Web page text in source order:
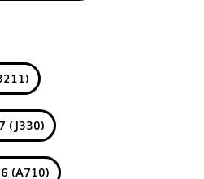
(J330)
(A710)